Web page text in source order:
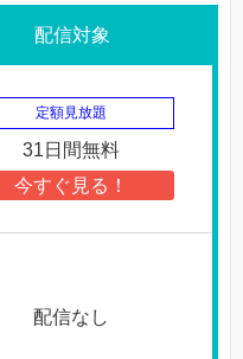
配信対象
定額見放題
31日間無料
今すぐ見る！
配信なし